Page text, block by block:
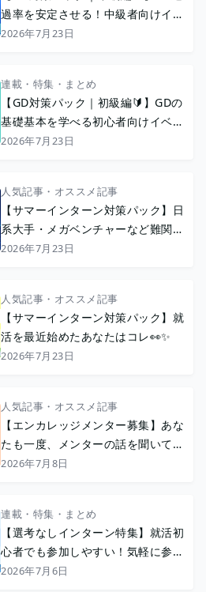
過率を安定させる！中級者向けイベ
ント特集
2026年7月23日
連載・特集・まとめ
【GD対策パック｜初級編🔰】GDの
基礎基本を学べる初心者向けイベン
ト特集
2026年7月23日
人気記事・オススメ記事
【サマーインターン対策パック】日
系大手・メガベンチャーなど難関志
望者向け🔥💪
2026年7月23日
人気記事・オススメ記事
【サマーインターン対策パック】就
活を最近始めたあなたはコレ👀✨
2026年7月23日
人気記事・オススメ記事
【エンカレッジメンター募集】あな
たも一度、メンターの話を聞いてみ
ませんか？
2026年7月8日
連載・特集・まとめ
【選考なしインターン特集】就活初
心者でも参加しやすい！気軽に参加
できる選考なしインターン
2026年7月6日